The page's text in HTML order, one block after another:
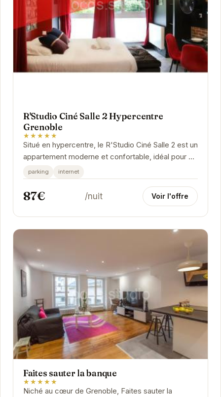
R'Studio Ciné Salle 2 Hypercentre
Grenoble
★★★★★
Situé en hypercentre, le R'Studio Ciné Salle 2 est un
appartement moderne et confortable, idéal pour un
séjour à Grenoble. Proche des commerces,...
parking internet
87€ /nuit Voir l'offre
Faites sauter la banque
★★★★★
Niché au cœur de Grenoble, Faites sauter la